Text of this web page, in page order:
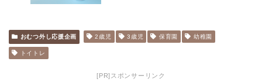
おむつ外し応援企画 2歳児 3歳児 保育園 幼稚園
トイトレ
[PR]スポンサーリンク